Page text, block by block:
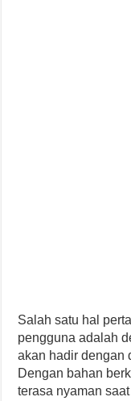
Salah satu hal
pengguna adalah
akan hadir dengan
Dengan bahan
terasa nyaman